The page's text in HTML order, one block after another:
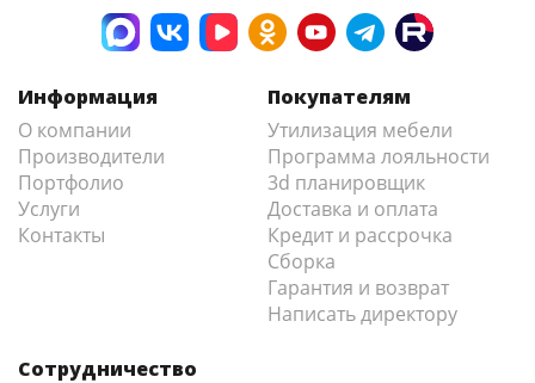
Информация
О компании
Производители
Портфолио
Услуги
Контакты
Покупателям
Утилизация мебели
Программа лояльности
3d планировщик
Доставка и оплата
Кредит и рассрочка
Сборка
Гарантия и возврат
Написать директору
Сотрудничество